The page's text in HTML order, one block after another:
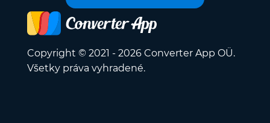
Copyright © 2021 - 2026 Converter App OÜ.
Všetky práva vyhradené.